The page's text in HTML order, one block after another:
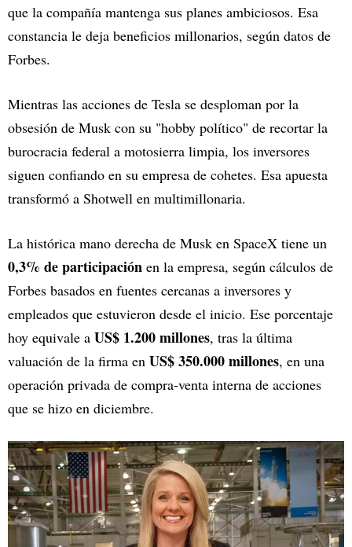
que la compañía mantenga sus planes ambiciosos. Esa
constancia le deja beneficios millonarios, según datos de
Forbes.
Mientras las acciones de Tesla se desploman por la
obsesión de Musk con su "hobby político" de recortar la
burocracia federal a motosierra limpia, los inversores
siguen confiando en su empresa de cohetes. Esa apuesta
transformó a Shotwell en multimillonaria.
La histórica mano derecha de Musk en SpaceX tiene un
0,3% de participación en la empresa, según cálculos de
Forbes basados en fuentes cercanas a inversores y
empleados que estuvieron desde el inicio. Ese porcentaje
hoy equivale a US$ 1.200 millones, tras la última
valuación de la firma en US$ 350.000 millones, en una
operación privada de compra-venta interna de acciones
que se hizo en diciembre.